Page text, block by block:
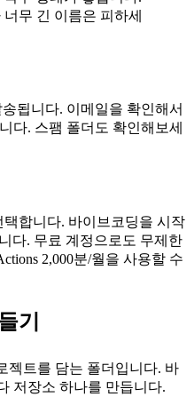
너무 긴 이름은 피하세
됩니다. 이메일을 확인해서
다. 스팸 폴더도 확인해보세
택합니다. 바이브코딩을 시작
다. 무료 계정으로도 무제한
2,000분/월을 사용할 수
기
젝트를 담는 폴더입니다. 바
저장소 하나를 만듭니다.